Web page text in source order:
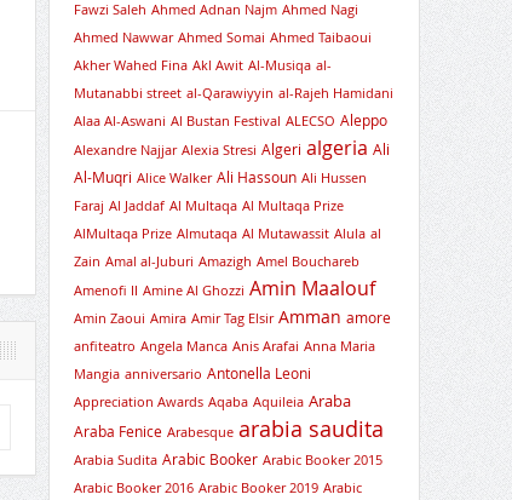
Fawzi Saleh Ahmed Adnan Najm Ahmed Nagi
Ahmed Nawwar Ahmed Somai Ahmed Taibaoui
Akher Wahed Fina Akl Awit Al-Musiqa al-
Mutanabbi street al-Qarawiyyin al-Rajeh Hamidani
Alaa Al-Aswani Al Bustan Festival ALECSO Aleppo
Alexandre Najjar Alexia Stresi Algeri algeria Ali
Al-Muqri Alice Walker Ali Hassoun Ali Hussen
Faraj Al Jaddaf Al Multaqa Al Multaqa Prize
AlMultaqa Prize Almutaqa Al Mutawassit Alula al
Zain Amal al-Juburi Amazigh Amel Bouchareb
Amenofi II Amine Al Ghozzi Amin Maalouf
Amin Zaoui Amira Amir Tag Elsir Amman amore
anfiteatro Angela Manca Anis Arafai Anna Maria
Mangia anniversario Antonella Leoni
Appreciation Awards Aqaba Aquileia Araba
Araba Fenice Arabesque arabia saudita
Arabia Sudita Arabic Booker Arabic Booker 2015
Arabic Booker 2016 Arabic Booker 2019 Arabic